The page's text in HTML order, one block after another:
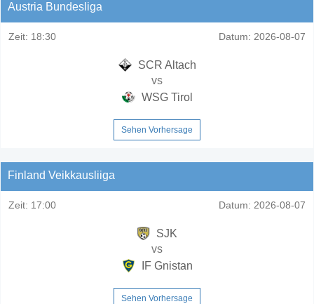
Austria Bundesliga
Zeit: 18:30 Datum: 2026-08-07
SCR Altach
vs
WSG Tirol
Sehen Vorhersage
Finland Veikkausliiga
Zeit: 17:00 Datum: 2026-08-07
SJK
vs
IF Gnistan
Sehen Vorhersage